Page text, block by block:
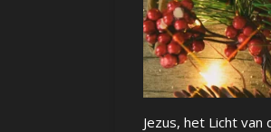
Jezus, het Licht